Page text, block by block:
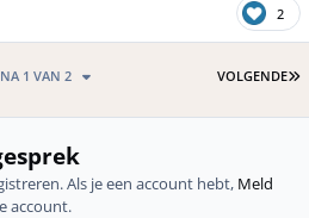
2
VOLGENDE
1 VAN 2
Als je een account hebt, Meld
account.